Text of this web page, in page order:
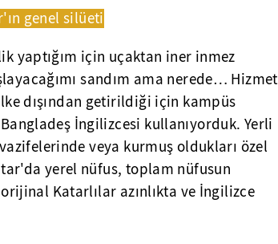
genel silüeti
yaptığım için uçaktan iner inmez
sandım ama nerede… Hizmet
dışından getirildiği için kampüs
İngilizcesi kullanıyorduk. Yerli
veya kurmuş oldukları özel
yerel nüfus, toplam nüfusun
Katarlılar azınlıkta ve İngilizce